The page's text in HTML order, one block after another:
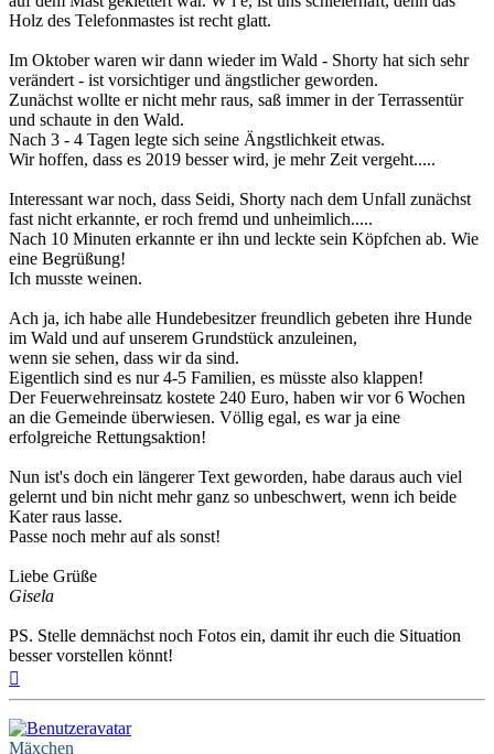
Holz des Telefonmastes ist recht glatt.
Im Oktober waren wir dann wieder im Wald - Shorty hat sich sehr
verändert - ist vorsichtiger und ängstlicher geworden.
Zunächst wollte er nicht mehr raus, saß immer in der Terrassentür
und schaute in den Wald.
Nach 3 - 4 Tagen legte sich seine Ängstlichkeit etwas.
Wir hoffen, dass es 2019 besser wird, je mehr Zeit vergeht.....
Interessant war noch, dass Seidi, Shorty nach dem Unfall zunächst
fast nicht erkannte, er roch fremd und unheimlich.....
Nach 10 Minuten erkannte er ihn und leckte sein Köpfchen ab. Wie
eine Begrüßung!
Ich musste weinen.
Ach ja, ich habe alle Hundebesitzer freundlich gebeten ihre Hunde
im Wald und auf unserem Grundstück anzuleinen,
wenn sie sehen, dass wir da sind.
Eigentlich sind es nur 4-5 Familien, es müsste also klappen!
Der Feuerwehreinsatz kostete 240 Euro, haben wir vor 6 Wochen
an die Gemeinde überwiesen. Völlig egal, es war ja eine
erfolgreiche Rettungsaktion!
Nun ist's doch ein längerer Text geworden, habe daraus auch viel
gelernt und bin nicht mehr ganz so unbeschwert, wenn ich beide
Kater raus lasse.
Passe noch mehr auf als sonst!
Liebe Grüße
Gisela
PS. Stelle demnächst noch Fotos ein, damit ihr euch die Situation
besser vorstellen könnt!
Mäxchen